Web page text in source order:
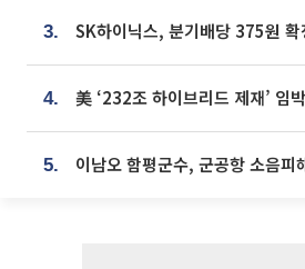
3.
4.
5. 이남오 함평군수, 군공항 소음피